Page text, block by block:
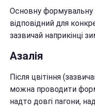
Основну формувальну
відповідний для
зазвичай наприкінці
Азалія
Після цвітіння
можна проводити
надто довгі пагони,